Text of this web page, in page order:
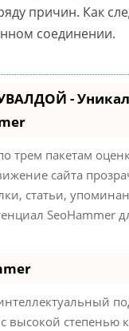
причин. Как
соединении.
-
трем пакетам
сайта
статьи,
SeoHammer
высокой степенью